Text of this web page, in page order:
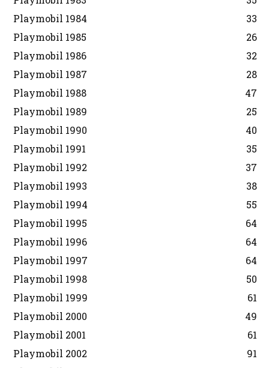
Playmobil 1984
33
Playmobil 1985
26
Playmobil 1986
32
Playmobil 1987
28
Playmobil 1988
47
Playmobil 1989
25
Playmobil 1990
40
Playmobil 1991
35
Playmobil 1992
37
Playmobil 1993
38
Playmobil 1994
55
Playmobil 1995
64
Playmobil 1996
64
Playmobil 1997
64
Playmobil 1998
50
Playmobil 1999
61
Playmobil 2000
49
Playmobil 2001
61
Playmobil 2002
91